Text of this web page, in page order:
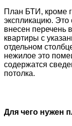
План БТИ, кроме
экспликацию. Это
внесен перечень
квартиры с
отдельном
нежилое это
содержатся
потолка.
Для чего нужен